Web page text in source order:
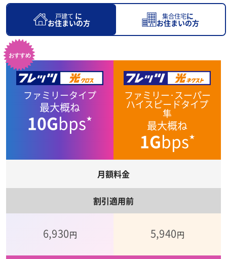
戸建て に
お住まいの方
集合住宅に
お住まいの方
ファミリータイプ
最大概ね
10Gbps★
ファミリー･スーパー
ハイスピードタイプ
隼
最大概ね
1Gbps★
月額料金
割引適用前
6,930円 5,940円